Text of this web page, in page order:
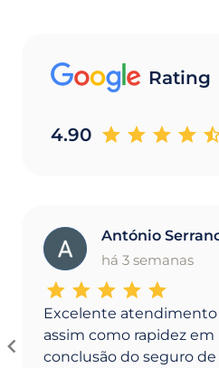
Rating
4.90
A
António
há 3 semanas
Excelente
assim como rapidez
conclusão do seguro